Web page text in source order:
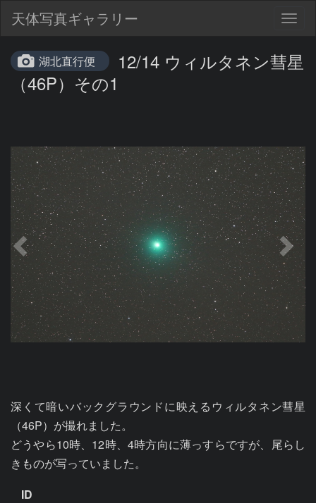
天体写真ギャラリー
湖北直行便
12/14 ウィルタネン彗星
（46P）その1
深くて暗いバックグラウンドに映えるウィルタネン彗星
（46P）が撮れました。
どうやら10時、12時、4時方向に薄っすらですが、尾らし
きものが写っていました。
ID